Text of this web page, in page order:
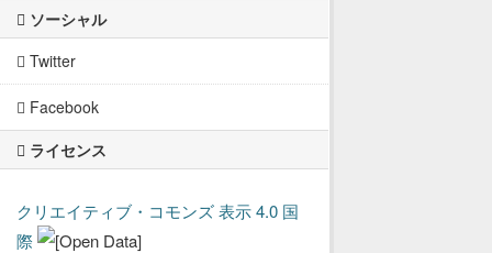
ソーシャル
Twitter
Facebook
ライセンス
クリエイティブ・コモンズ 表示 4.0 国
際